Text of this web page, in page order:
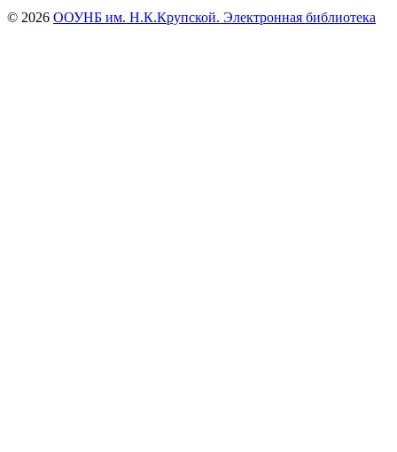
© 2026 ООУНБ им. Н.К.Крупской. Электронная библиотека